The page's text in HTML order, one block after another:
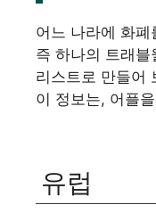
어느 나라에 화
즉 하나의 트래
리스트로 만들어
이 정보는, 어플
유럽